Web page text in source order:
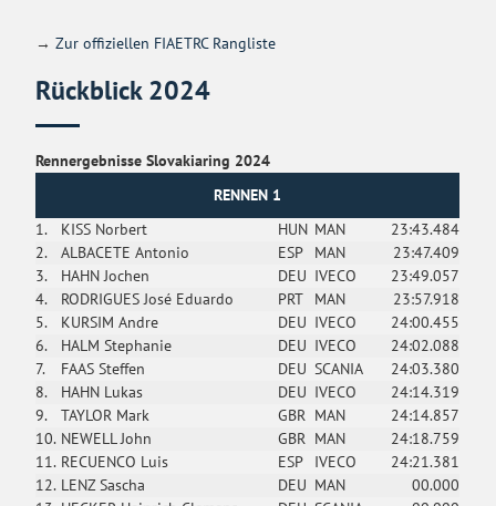
→Zur offiziellen FIAETRC Rangliste
Rückblick 2024
Rennergebnisse Slovakiaring 2024
RENNEN 1
1.
KISS Norbert HUN MAN
23:43.484
2.
ALBACETE Antonio ESP MAN
23:47.409
3.
HAHN Jochen DEU IVECO
23:49.057
4.
RODRIGUES José Eduardo PRT MAN
23:57.918
5.
KURSIM Andre DEU IVECO
24:00.455
6.
HALM Stephanie DEU IVECO
24:02.088
7.
FAAS Steffen DEU SCANIA
24:03.380
8.
HAHN Lukas DEU IVECO
24:14.319
9.
TAYLOR Mark GBR MAN
24:14.857
10. NEWELL John GBR MAN
24:18.759
11. RECUENCO Luis ESP IVECO
24:21.381
12. LENZ Sascha DEU MAN
00.000